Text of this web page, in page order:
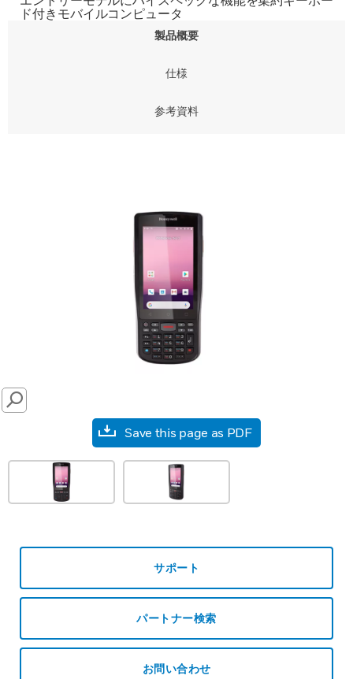
ド付きモバイルコンピュータ
製品概要
仕様
参考資料
SEARCH
Save this page as PDF
サポート
パートナー検索
お問い合わせ